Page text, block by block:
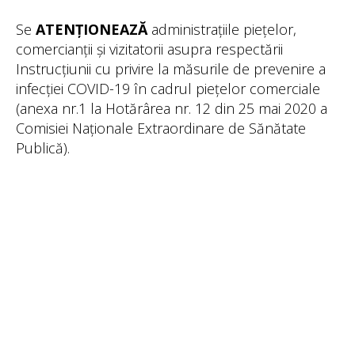
Se ATENȚIONEAZĂadministrațiile piețelor,
comercianții și vizitatorii asupra respectării
Instrucțiunii cu privire la măsurile de prevenire a
infecției COVID-19 în cadrul piețelor comerciale
(anexa nr.1 la Hotărârea nr. 12 din 25 mai 2020 a
Comisiei Naționale Extraordinare de Sănătate
Publică).